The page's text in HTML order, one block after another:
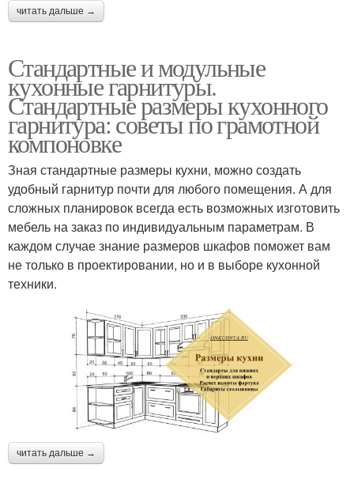
читать дальше →
Стандартные и модульные
кухонные гарнитуры.
Стандартные размеры кухонного
гарнитура: советы по грамотной
компоновке
Зная стандартные размеры кухни, можно создать
удобный гарнитур почти для любого помещения. А для
сложных планировок всегда есть возможных изготовить
мебель на заказ по индивидуальным параметрам. В
каждом случае знание размеров шкафов поможет вам
не только в проектировании, но и в выборе кухонной
техники.
читать дальше →